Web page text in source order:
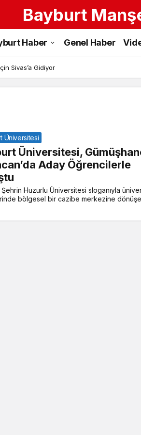
Bayburt
Gümüşhane
ve
Erzincan
Haber Genel Haber
Sivas’a Gidiyor
Üniversitesi
Üniversitesi,
Aday Öğrencilerle
Huzurlu Üniversitesi sloganıyla
bölgesel bir cazibe merkezine